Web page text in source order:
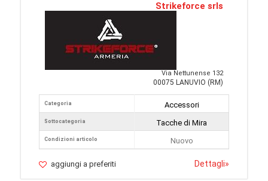
Strikeforce srls
Via Nettunense 132
00075 LANUVIO (RM)
Categoria
Sottocategoria
Condizioni articolo
Accessori
Tacche di Mira
Nuovo
aggiungi a preferiti Dettagli»